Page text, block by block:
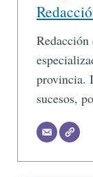
provincia.
sucesos,